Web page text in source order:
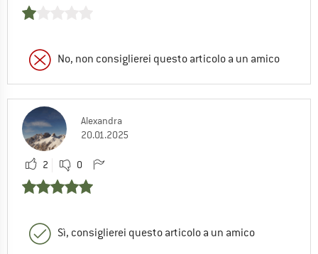
No, non consiglierei questo articolo a un amico
Alexandra
20.01.2025
2 0
Sì, consiglierei questo articolo a un amico